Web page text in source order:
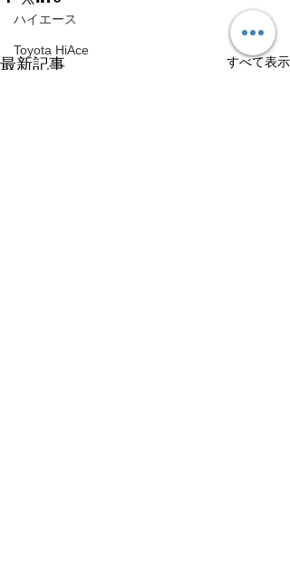
ハイエース
Toyota HiAce
最新記事 すべて表示